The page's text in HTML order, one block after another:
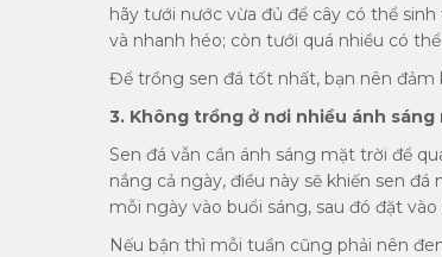
hãy tưới nước vừa đủ để cây có thể
và nhanh héo; còn tưới quá nhiều có
Để trồng sen đá tốt nhất, bạn nên đảm
3. Không trồng ở nơi nhiều ánh
Sen đá vẫn cần ánh sáng mặt trời để
nắng cả ngày, điều này sẽ khiến sen
mỗi ngày vào buổi sáng, sau đó đặt
Nếu bận thì mỗi tuần cũng phải nên